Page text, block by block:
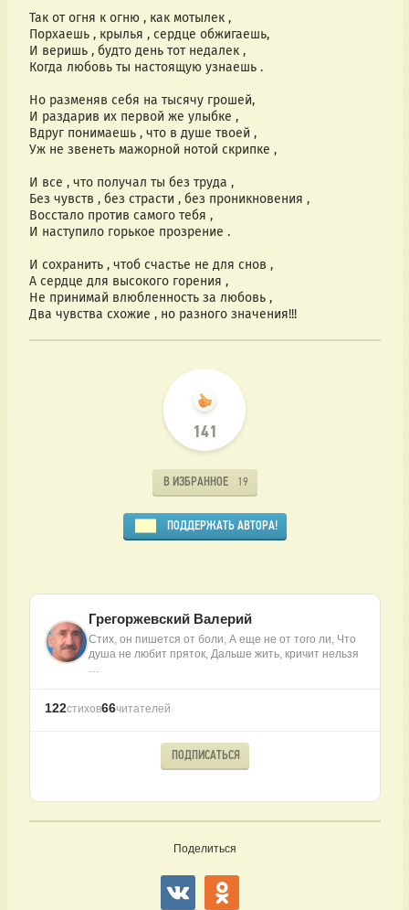
Так от огня к огню , как мотылек ,
Порхаешь , крылья , сердце обжигаешь,
И веришь , будто день тот недалек ,
Когда любовь ты настоящую узнаешь .
Но разменяв себя на тысячу грошей,
И раздарив их первой же улыбке ,
Вдруг понимаешь , что в душе твоей ,
Уж не звенеть мажорной нотой скрипке ,
И все , что получал ты без труда ,
Без чувств , без страсти , без проникновения ,
Восстало против самого тебя ,
И наступило горькое прозрение .
И сохранить , чтоб счастье не для снов ,
А сердце для высокого горения ,
Не принимай влюбленность за любовь ,
Два чувства схожие , но разного значения!!!
141
В ИЗБРАННОЕ 19
ПОДДЕРЖАТЬ АВТОРА!
Грегоржевский Валерий
Стих, он пишется от боли, А еще не от того ли, Что
душа не любит пряток, Дальше жить, кричит нельзя
…
122стихов66читателей
ПОДПИСАТЬСЯ
Поделиться